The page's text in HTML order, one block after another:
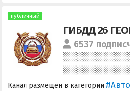
работы
автомобилей
публичный
ГИБДД 26
6537
Канал размещен в категории